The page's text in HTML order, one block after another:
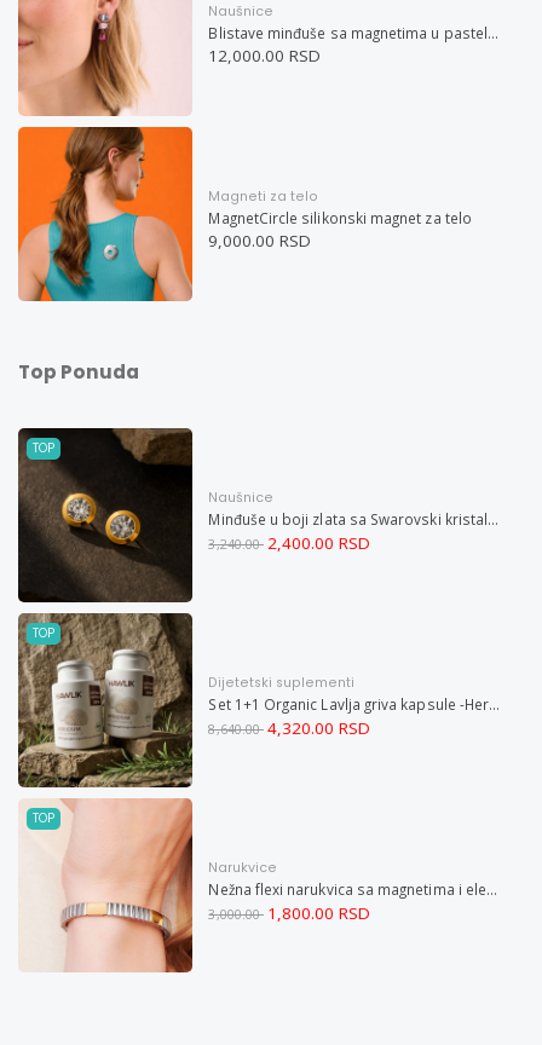
Naušnice
Blistave minđuše sa magnetima u pastelnim bojama
12,000.00 RSD
Magneti za telo
MagnetCircle silikonski magnet za telo
9,000.00 RSD
Top Ponuda
TOP
Naušnice
Minđuše u boji zlata sa Swarovski kristalom i magnetom
3,240.00 2,400.00 RSD
TOP
Dijetetski suplementi
Set 1+1 Organic Lavlja griva kapsule -Hericium ekstrakt 60
8,640.00 4,320.00 RSD
TOP
Narukvice
Nežna flexi narukvica sa magnetima i elementima u boji zlata i bakrom M
3,000.00 1,800.00 RSD